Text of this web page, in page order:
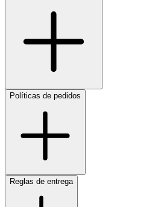
Políticas de pedidos
Reglas de entrega